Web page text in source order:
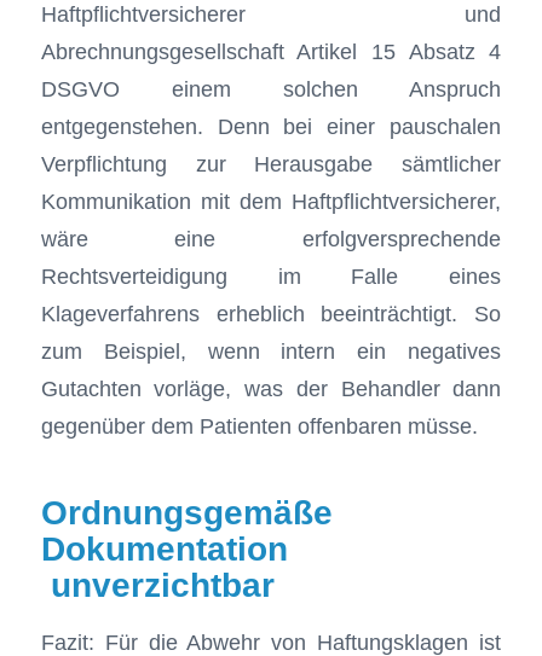
Haftpflichtversicherer und
Abrechnungsgesellschaft Artikel 15 Absatz 4
DSGVO einem solchen Anspruch
entgegenstehen. Denn bei einer pauschalen
Verpflichtung zur Herausgabe sämtlicher
Kommunikation mit dem Haftpflichtversicherer,
wäre eine erfolgversprechende
Rechtsverteidigung im Falle eines
Klageverfahrens erheblich beeinträchtigt. So
zum Beispiel, wenn intern ein negatives
Gutachten vorläge, was der Behandler dann
gegenüber dem Patienten offenbaren müsse.
Ordnungsgemäße
Dokumentation
unverzichtbar
Fazit: Für die Abwehr von Haftungsklagen ist